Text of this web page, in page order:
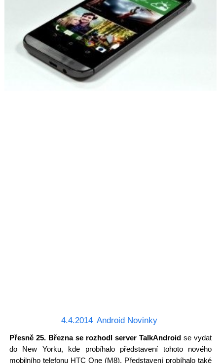
4.4.2014 Android Novinky
Přesně 25. Března se rozhodl server TalkAndroid se vydat
do New Yorku, kde probíhalo představení tohoto nového
mobilního telefonu HTC One (M8). Představení probíhalo také